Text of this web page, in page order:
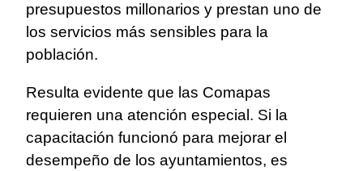
presupuestos millonarios y prestan uno de
los servicios más sensibles para la
población.
Resulta evidente que las Comapas
requieren una atención especial. Si la
capacitación funcionó para mejorar el
desempeño de los ayuntamientos, es